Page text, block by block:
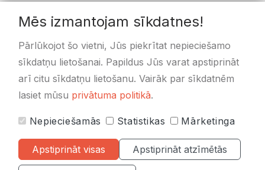
PVN Reģ.Nr.: LV48703001414
SEB Banka: kods UNLALV2X, LV36UNLA0050000596171
Swedbanka: kods HABALV22, LV58HABA0551020433478
© 2020-2026 Pakavs.lv
Visas tiesības rezervētas.
Mēs izmantojam sīkdatnes!
Pārlūkojot šo vietni, Jūs piekrītat nepieciešamo
sīkdatņu lietošanai. Papildus Jūs varat apstiprināt
arī citu sīkdatņu lietošanu. Vairāk par sīkdatnēm
lasiet mūsu privātuma politikā.
Nepieciešamās Statistikas Mārketinga
Apstiprināt visas Apstiprināt atzīmētās